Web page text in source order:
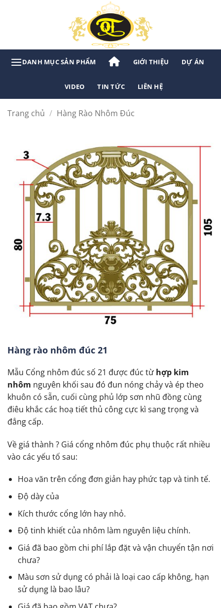
GIỚI THIỆU DỰ ÁN
VIDEO TIN TỨC LIÊN HỆ
Trang chủ / Hàng Rào Nhôm Đúc
Hàng rào nhôm đúc 21
Mẫu Cổng nhôm đúc số 21 được đúc từ hợp kim
nhôm nguyên khối sau đó đun nóng chảy và ép theo
khuôn có sẵn, cuối cùng phủ lớp sơn nhũ đồng cùng
điêu khắc các hoạ tiết thủ công cực kì sang trọng và
đẳng cấp.
Về giá thành ? Giá cổng nhôm đúc phụ thuộc rất nhiều
vào các yếu tố sau:
Hoa văn trên cổng đơn giản hay phức tạp và tinh tế.
Độ dày của
Kích thước cổng lớn hay nhỏ.
Độ tinh khiết của nhôm làm nguyên liệu chính.
Giá đã bao gồm chi phí lắp đặt và vận chuyển tận nơi
chưa?
Màu sơn sử dụng có phải là loại cao cấp không, hạn
sử dụng là bao lâu?